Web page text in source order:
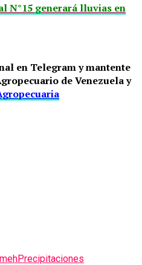
N°15 generará lluvias en
en Telegram y mantente
de Venezuela y
Precipitaciones